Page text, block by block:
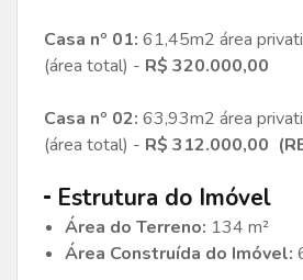
Casa nº 01: 61,45m2 área
(área total) - R$ 320.000,00
Casa nº 02: 63,93m2 área
(área total) - R$ 312.000,00
Estrutura do Imóvel
Área do Terreno: 134 m²
Área Construída do Imóvel: